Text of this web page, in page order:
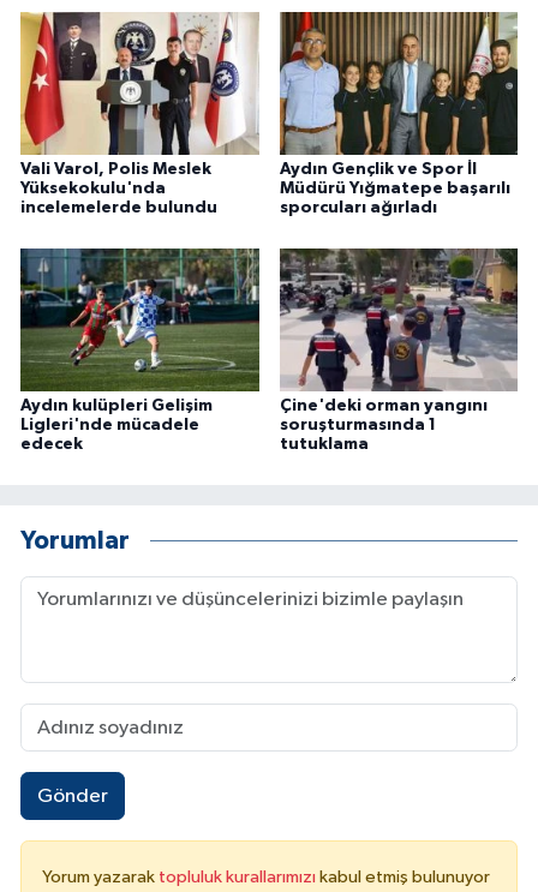
Vali Varol, Polis Meslek
Yüksekokulu'nda
incelemelerde bulundu
Aydın Gençlik ve Spor İl
Müdürü Yığmatepe başarılı
sporcuları ağırladı
Aydın kulüpleri Gelişim
Ligleri'nde mücadele
edecek
Çine'deki orman yangını
soruşturmasında 1
tutuklama
Yorumlar
Gönder
Yorum yazarak topluluk kurallarımızı kabul etmiş bulunuyor
Yerel Haberler